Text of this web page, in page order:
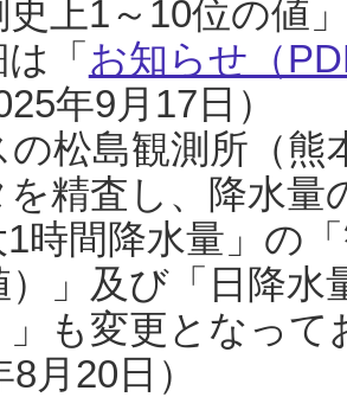
史上1～10位の値
「 お知らせ（
年9月17日）
の松島観測所（熊
精査し、降水
1時間降水量」の
）」及び「日降
」も変更となっ
8月20日）